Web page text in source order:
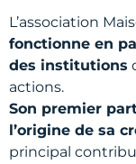
L’association
fonctionne en
des institutions
actions.
Son premier
l’origine de sa
principal